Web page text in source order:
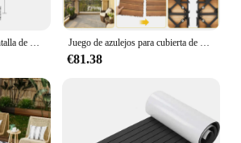
Pantalla de privacidad, pantalla de privacidad decorativa, brillo de la pantalla de la valla de privacidad y permeabilidad al aire que proporciona privacidad de la cubierta, patio Juego de azulejos para cubierta de Patio entrelazados de madera dura, resistente al agua, 36 Uds., azulejos para suelo de piscina, baldosas de 12 "× 12" para interiores y exteriores, color marrón
€81.38